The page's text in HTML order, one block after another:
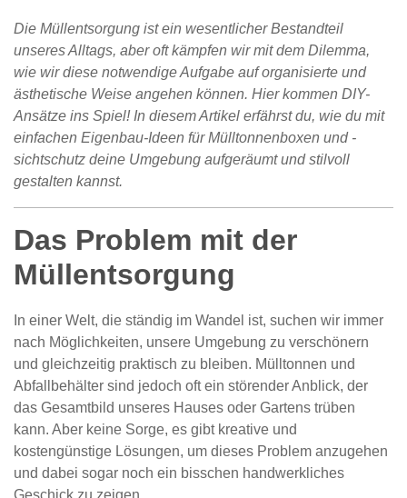
Die Müllentsorgung ist ein wesentlicher Bestandteil
unseres Alltags, aber oft kämpfen wir mit dem Dilemma,
wie wir diese notwendige Aufgabe auf organisierte und
ästhetische Weise angehen können. Hier kommen DIY-
Ansätze ins Spiel! In diesem Artikel erfährst du, wie du mit
einfachen Eigenbau-Ideen für Mülltonnenboxen und -
sichtschutz deine Umgebung aufgeräumt und stilvoll
gestalten kannst.
Das Problem mit der
Müllentsorgung
In einer Welt, die ständig im Wandel ist, suchen wir immer
nach Möglichkeiten, unsere Umgebung zu verschönern
und gleichzeitig praktisch zu bleiben. Mülltonnen und
Abfallbehälter sind jedoch oft ein störender Anblick, der
das Gesamtbild unseres Hauses oder Gartens trüben
kann. Aber keine Sorge, es gibt kreative und
kostengünstige Lösungen, um dieses Problem anzugehen
und dabei sogar noch ein bisschen handwerkliches
Geschick zu zeigen.